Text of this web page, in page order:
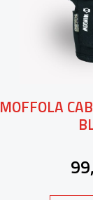
MOFFOLA